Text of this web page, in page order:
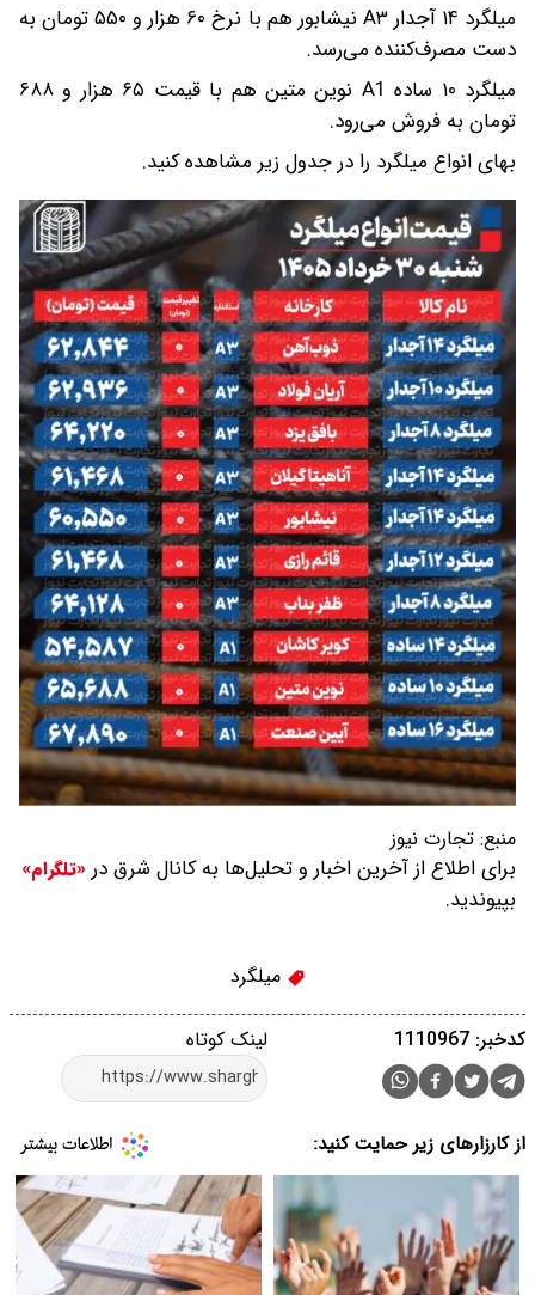
میلگرد ۱۴ آجدار A۳ نیشابور هم با نرخ ۶۰ هزار و ۵۵۰ تومان به
دست مصرف‌کننده می‌‌رسد.
میلگرد ۱۰ ساده A1 نوین متین هم با قیمت ۶۵ هزار و ۶۸۸
تومان به فروش می‌رود.
بهای انواع میلگرد را در جدول زیر مشاهده کنید.
منبع: تجارت نیوز
برای اطلاع از آخرین اخبار و تحلیل‌ها به کانال شرق در «تلگرام»
بپیوندید.
میلگرد
لینک کوتاه کدخبر: 1110967
از کارزارهای زیر حمایت کنید: